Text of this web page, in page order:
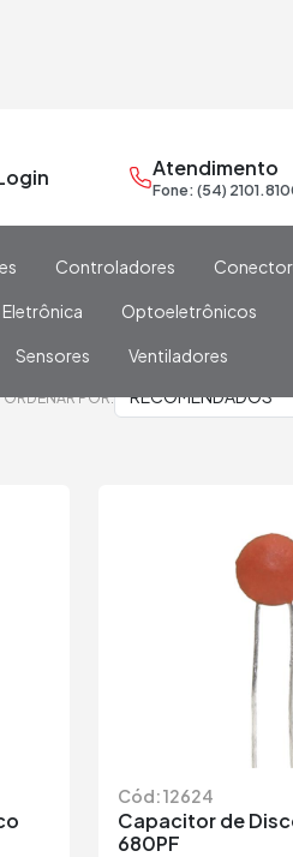
Controladores
Optoeletrônicos
ORDENAR POR:
Cód: 12624
Capacitor de
680PF